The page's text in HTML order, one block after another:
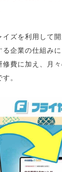
ズを利用して
る企業の仕組み
修費に加え、月
。